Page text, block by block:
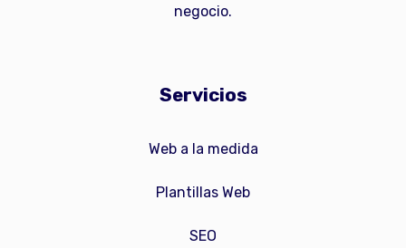
negocio.
Servicios
Web a la medida
Plantillas Web
SEO